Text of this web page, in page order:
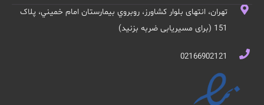
تهران، انتهای بلوار کشاورز، روبروي بيمارستان امام خميني، پلاک
151 (برای مسیریابی ضربه بزنید)
02166902121